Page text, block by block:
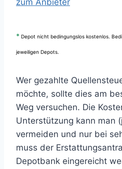
zum Anbieter
* Depot nicht bedingungslos kostenlos.
jeweiligen Depots.
Wer gezahlte
möchte, sollte dies am
Weg versuchen. Die
Unterstützung kann man
vermeiden und nur bei
muss der
Depotbank eingereicht